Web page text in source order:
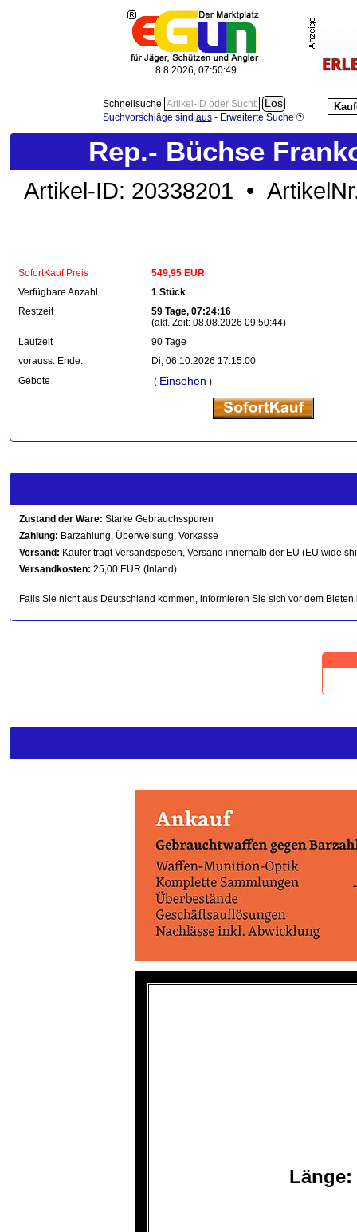
8.8.2026, 07:50:51
Schnellsuche
Suchvorschläge sind aus- Erweiterte Suche
Rep.- Büchse
Artikel-ID: 20338201 •
SofortKauf Preis
549,95 EUR
Verfügbare Anzahl
1 Stück
Restzeit
59 Tage, 07:24:16
(akt. Zeit: 08.08.2026 09:50:44)
Laufzeit
90 Tage
vorauss. Ende:
Di, 06.10.2026 17:15:00
Gebote
( Einsehen )
Zustand der Ware: Starke Gebrauchsspuren
Zahlung: Barzahlung, Überweisung, Vorkasse
Versand: Käufer trägt Versandspesen, Versand innerhalb der EU (EU wide
Versandkosten: 25,00 EUR (Inland)
Falls Sie nicht aus Deutschland kommen, informieren Sie sich vor dem